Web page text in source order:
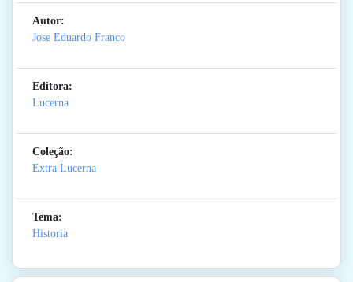
Autor:
Jose Eduardo Franco
Editora:
Lucerna
Coleção:
Extra Lucerna
Tema:
Historia